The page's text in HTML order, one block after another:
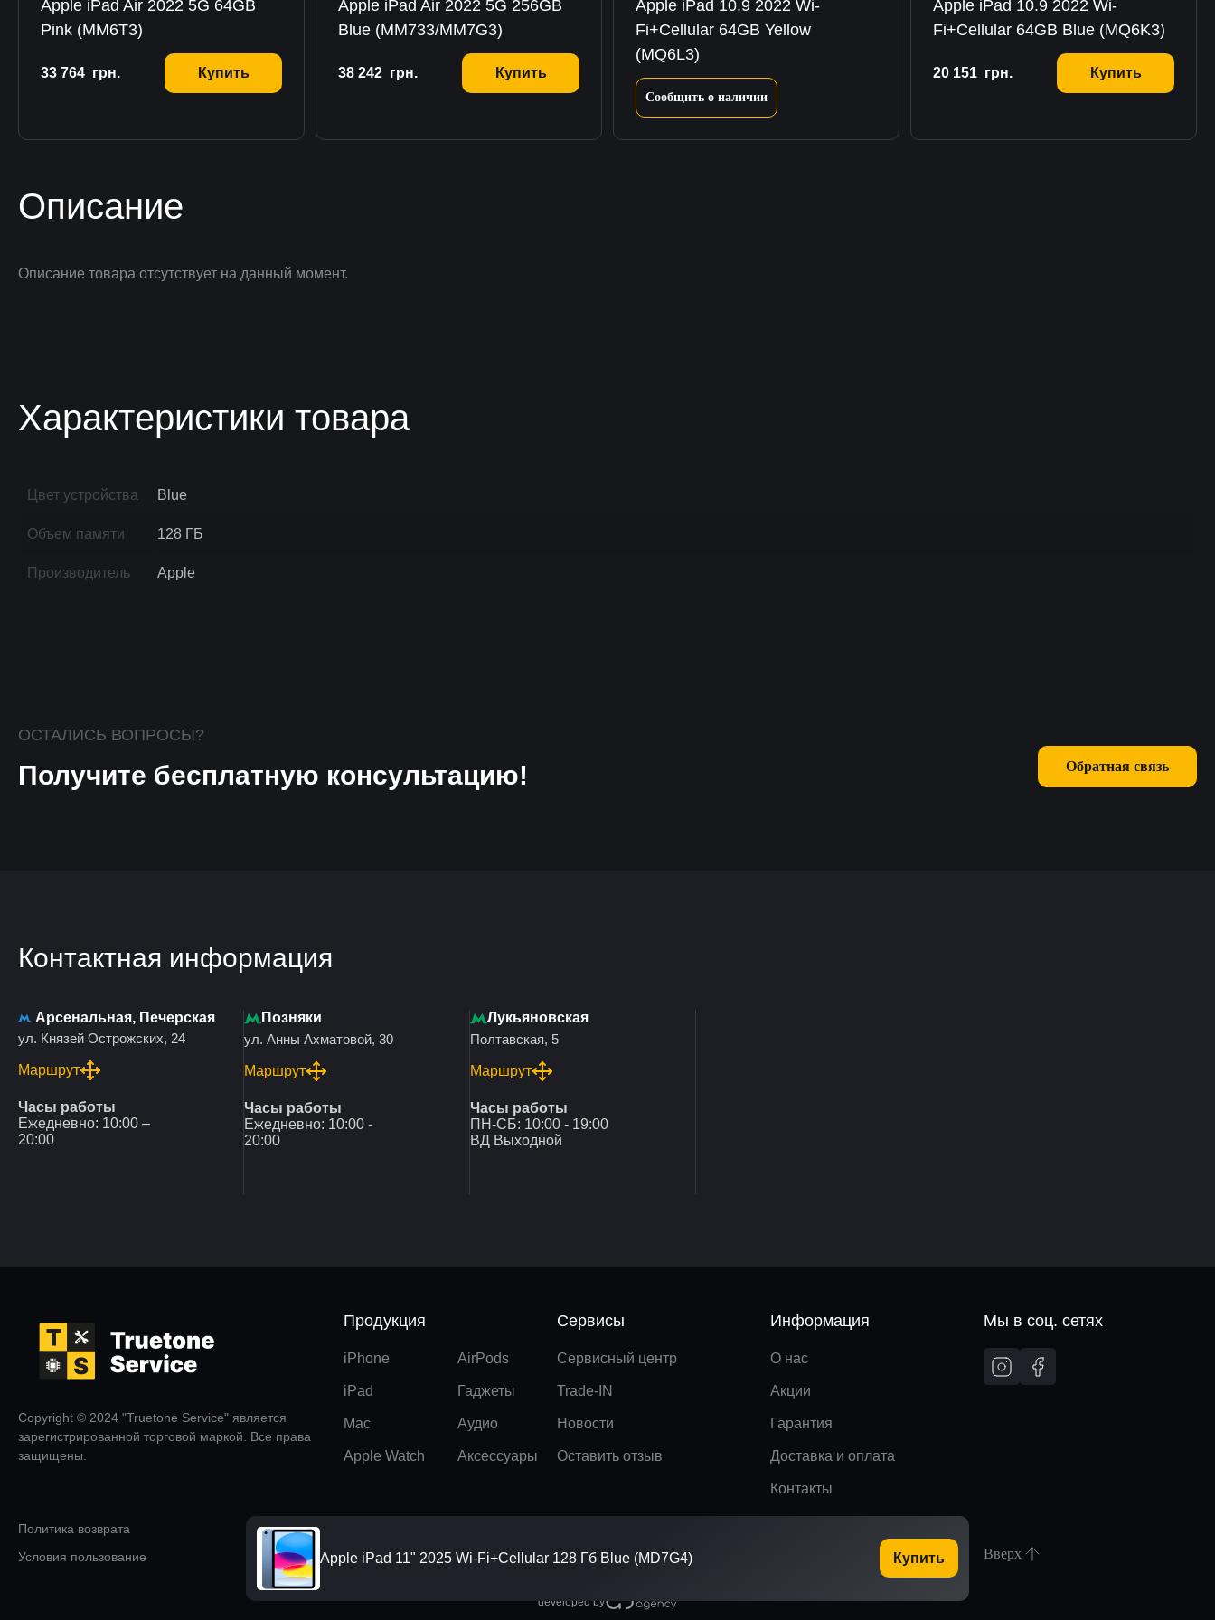
Apple iPad Air 2022 5G 64GB
Pink (MM6T3)
33 764 грн. Купить
Apple iPad Air 2022 5G 256GB
Blue (MM733/MM7G3)
38 242 грн. Купить
Apple iPad 10.9 2022 Wi-
Fi+Cellular 64GB Yellow
(MQ6L3)
Сообщить о наличии
Apple iPad 10.9 2022 Wi-
Fi+Cellular 64GB Blue (MQ6K3)
20 151 грн. Купить
Описание
Описание товара отсутствует на данный момент.
Характеристики товара
Цвет устройства Blue
Объем памяти 128 ГБ
Производитель Apple
Apple iPad 11" 2025 Wi-Fi+Cellular 128 Гб Blue (MD7G4) Купить
ОСТАЛИСЬ ВОПРОСЫ?
Получите бесплатную консультацию! Обратная связь
Контактная информация
Арсенальная, Печерская
ул. Князей Острожских, 24
Маршрут
Часы работы
Ежедневно: 10:00 –
20:00
Позняки
ул. Анны Ахматовой, 30
Маршрут
Часы работы
Ежедневно: 10:00 -
20:00
Лукьяновская
Полтавская, 5
Маршрут
Часы работы
ПН-СБ: 10:00 - 19:00
ВД Выходной
Copyright © 2024 "Truetone Service" является
зарегистрированной торговой маркой. Все права
защищены.
Политика возврата
Условия пользование
Продукция
iPhone
iPad
Mac
Apple Watch
AirPods
Гаджеты
Аудио
Аксессуары
Сервисы
Сервисный центр
Trade-IN
Новости
Оставить отзыв
Информация
О нас
Акции
Гарантия
Доставка и оплата
Контакты
Мы в соц. сетях
Вверх
developed by